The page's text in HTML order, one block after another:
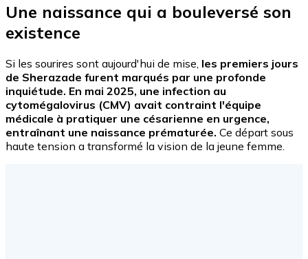
Une naissance qui a bouleversé son
existence
Si les sourires sont aujourd'hui de mise, les premiers jours
de Sherazade furent marqués par une profonde
inquiétude. En mai 2025, une infection au
cytomégalovirus (CMV) avait contraint l'équipe
médicale à pratiquer une césarienne en urgence,
entraînant une naissance prématurée. Ce départ sous
haute tension a transformé la vision de la jeune femme.